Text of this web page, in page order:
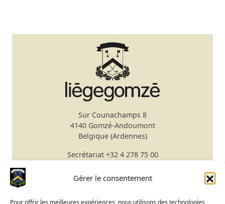
Gérer le consentement
Pour offrir les meilleures expériences, nous utilisons des technologies
Sur Counachamps 8
4140 Gomzé-Andoumont
Belgique (Ardennes)
Secrétariat+32 4 278 75 00
Bar/Restaurant+32 4 278 75 03
Réserver un green fee